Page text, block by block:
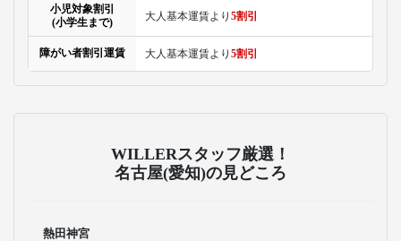
小児対象割引
(小学生まで)
大人基本運賃より 5割引
障がい者割引運賃 大人基本運賃より 5割引
WILLERスタッフ厳選！
名古屋(愛知)の見どころ
熱田神宮